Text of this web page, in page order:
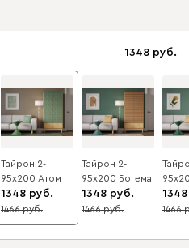
1348
Тайрон 2-
95x200 Атом
1348
8
1466
Тайрон 2-
95x200 Богема ​
1348
8
1466
1348
8
1466